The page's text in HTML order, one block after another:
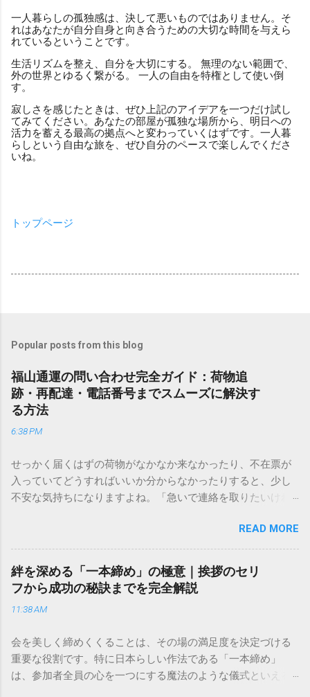
一人暮らしの孤独感は、決して悪いものではありません。そ
れはあなたが自分自身と向き合うための大切な時間を与えら
れているということです。
生活リズムを整え、自分を大切にする。 無理のない範囲で、
外の世界とゆるく繋がる。 一人の自由を特権として使い倒
す。
寂しさを感じたときは、ぜひ上記のアイデアを一つだけ試し
てみてください。あなたの部屋が孤独な場所から、明日への
活力を蓄える最高の拠点へと変わっていくはずです。一人暮
らしという自由な旅を、ぜひ自分のペースで楽しんでくださ
いね。
トップページ
Popular posts from this blog
福山通運の問い合わせ完全ガイド：荷物追
跡・再配達・電話番号までスムーズに解決す
る方法
6:38 PM
せっかく届くはずの荷物がなかなか来なかったり、不在票が
入っていてどうすればいいか分からなかったりすると、少し
不安な気持ちになりますよね。「急いで連絡を取りたいけれ
きできる？」といった疑問を抱える方も多いはずです。 福山
通運は企業間物流のイメージが強いかもしれませんが、個人
向けの宅配サービスも非常に充実しています。大切なのは、
目的に合わせた適切な連絡先を選ぶことです。この記事で
は、荷物の追跡確認から営業所への電話連絡、再配達の依頼
手順まで、初めての方でも迷わずに解決できる方法を詳しく
本全国に広範なネットワークを持つ大手運送会社です。特に
重量物や大型の荷物、そして企業間の輸送において圧倒的な
実績を誇ります。 個人で利用する場合、他の宅配業者と少し
READ MORE
絆を深める「一本締め」の極意｜挨拶のセリ
フから成功の秘訣までを完全解説
11:38 AM
会を美しく締めくくることは、その場の満足度を決定づける
重要な役割です。特に日本らしい作法である「一本締め」
は、参加者全員の心を一つにする魔法のような儀式といえる